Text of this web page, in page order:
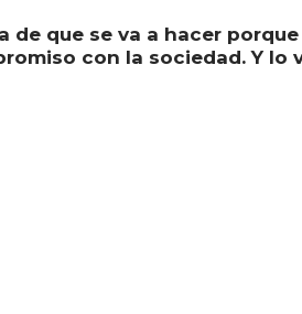
que se va a hacer
con la sociedad. Y lo